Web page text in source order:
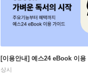
[이용안내] 예스24 eBook 이용
상시